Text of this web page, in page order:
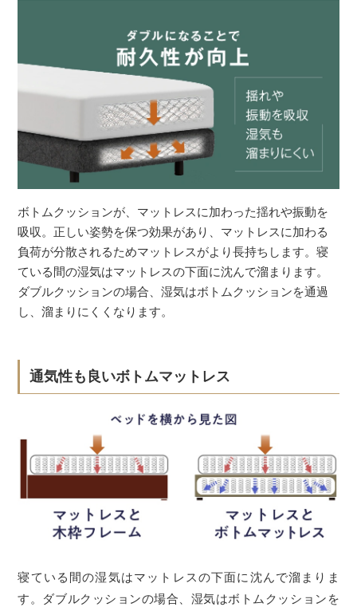
ボトムクッションが、マットレスに加わった揺れや振動を
吸収。正しい姿勢を保つ効果があり、マットレスに加わる
負荷が分散されるためマットレスがより長持ちします。寝
ている間の湿気はマットレスの下面に沈んで溜まります。
ダブルクッションの場合、湿気はボトムクッションを通過
し、溜まりにくくなります。
通気性も良いボトムマットレス
寝ている間の湿気はマットレスの下面に沈んで溜まりま
す。ダブルクッションの場合、湿気はボトムクッションを